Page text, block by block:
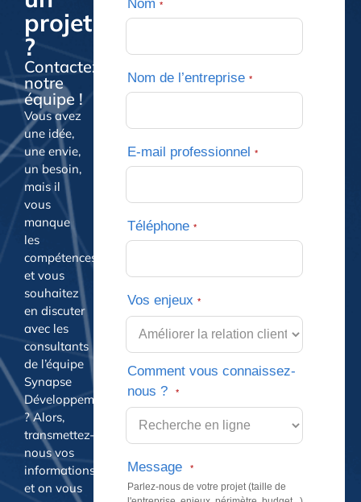
projet
?
Contactez
notre
équipe !
Vous avez
une idée,
une envie,
un besoin,
mais il
vous
manque
les
compétences
et vous
souhaitez
en discuter
avec les
consultants
de l’équipe
Synapse
Développement
? Alors,
transmettez-
nous vos
informations
et on vous
Nom *
Nom de l’entreprise *
E-mail professionnel *
Téléphone *
Vos enjeux *
Comment vous connaissez-
nous ?
*
Message *
Parlez-nous de votre projet (taille de